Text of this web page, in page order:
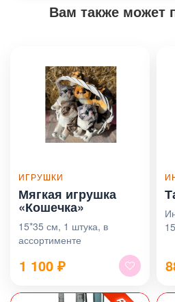
Вам также может
ИГРУШКИ
Мягкая игрушка
«Кошечка»
15*35 см, 1 штука, в
ассортименте
1 100 ₽